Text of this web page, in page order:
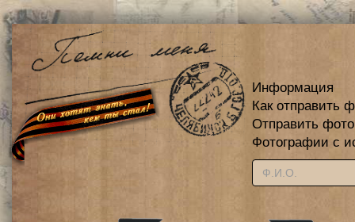
Информация
Как отправить
Отправить
Фотографии с